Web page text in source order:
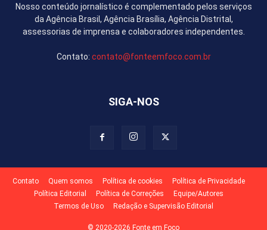
Nosso conteúdo jornalístico é complementado pelos serviços
da Agência Brasil, Agência Brasília, Agência Distrital,
assessorias de imprensa e colaboradores independentes.
Contato: contato@fonteemfoco.com.br
SIGA-NOS
Contato Quem somos Política de cookies
Política de Privacidade
Política Editorial
Política de Correções
Equipe/Autores
Termos de Uso
Redação e Supervisão Editorial
© 2020-2026 Fonte em Foco